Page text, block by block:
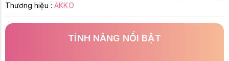
Thương hiệu :AKKO
TÍNH NĂNG NỔI BẬT